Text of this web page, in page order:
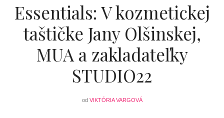
Essentials: V kozmetickej
taštičke Jany Olšinskej,
MUA a zakladateľky
STUDIO22
od VIKTÓRIA VARGOVÁ